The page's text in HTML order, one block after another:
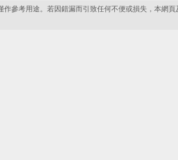
作參考用途。若因錯漏而引致任何不便或損失，本網